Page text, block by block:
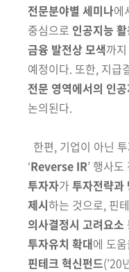
전문분야별 세미나에
중심으로 인공지능
금융 발전상 모색까
예정이다. 또한, 지급
전문 영역에서의 인
논의된
한편, 기업이 아닌
‘Reverse IR’ 행사도
투자자가 투자전략과
제시하는 것으로, 핀
의사결정시 고려요소
투자유치 확대에 도
핀테크 혁신펀드(’20